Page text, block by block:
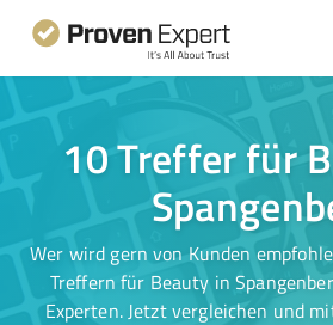
10 Treffer für
Wer wird gern von Kunden
Treffern für Beauty in
Experten. Jetzt vergleichen und